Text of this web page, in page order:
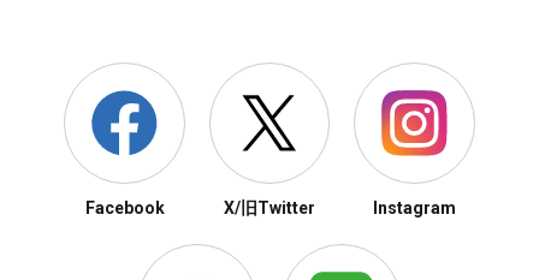
Facebook X/旧Twitter Instagram